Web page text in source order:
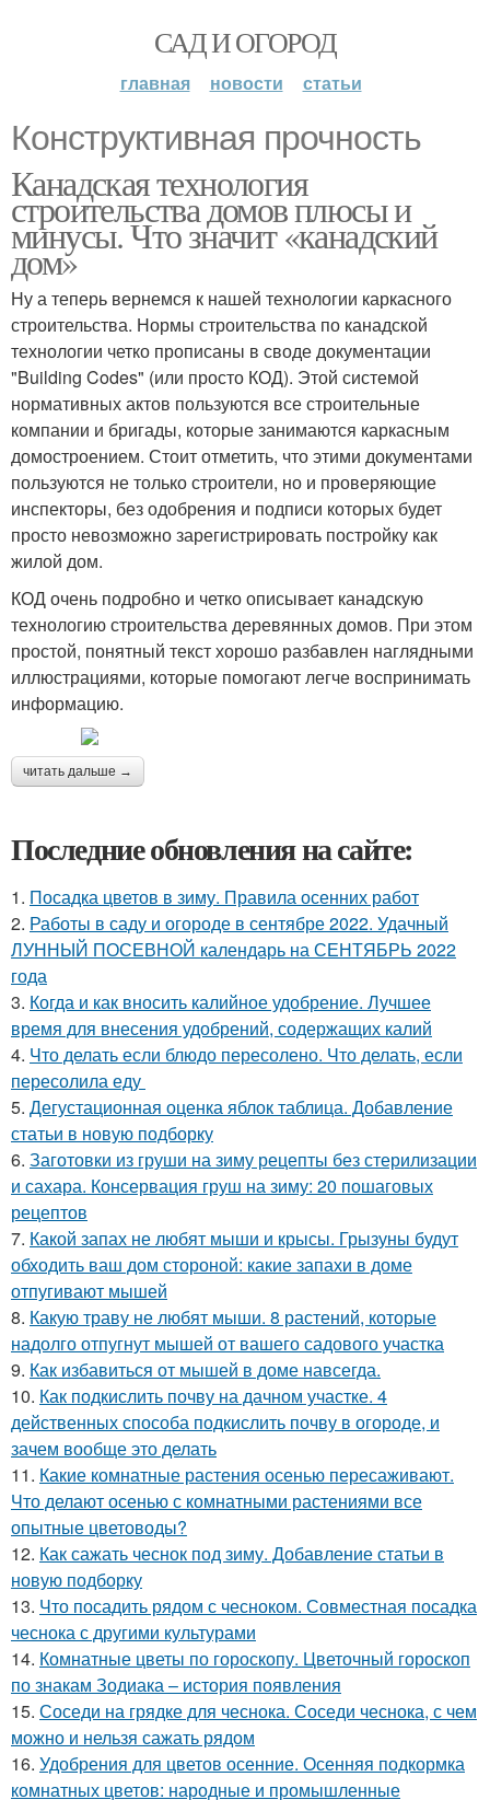
САД И ОГОРОД
главная новости статьи
Конструктивная прочность
Канадская технология
строительства домов плюсы и
минусы. Что значит «канадский
дом»
Ну а теперь вернемся к нашей технологии каркасного
строительства. Нормы строительства по канадской
технологии четко прописаны в своде документации
"Building Codes" (или просто КОД). Этой системой
нормативных актов пользуются все строительные
компании и бригады, которые занимаются каркасным
домостроением. Стоит отметить, что этими документами
пользуются не только строители, но и проверяющие
инспекторы, без одобрения и подписи которых будет
просто невозможно зарегистрировать постройку как
жилой дом.
КОД очень подробно и четко описывает канадскую
технологию строительства деревянных домов. При этом
простой, понятный текст хорошо разбавлен наглядными
иллюстрациями, которые помогают легче воспринимать
информацию.
читать дальше →
Последние обновления на сайте:
1. Посадка цветов в зиму. Правила осенних работ
2. Работы в саду и огороде в сентябре 2022. Удачный
ЛУННЫЙ ПОСЕВНОЙ календарь на СЕНТЯБРЬ 2022
года
3. Когда и как вносить калийное удобрение. Лучшее
время для внесения удобрений, содержащих калий
4. Что делать если блюдо пересолено. Что делать, если
пересолила еду
5. Дегустационная оценка яблок таблица. Добавление
статьи в новую подборку
6. Заготовки из груши на зиму рецепты без стерилизации
и сахара. Консервация груш на зиму: 20 пошаговых
рецептов
7. Какой запах не любят мыши и крысы. Грызуны будут
обходить ваш дом стороной: какие запахи в доме
отпугивают мышей
8. Какую траву не любят мыши. 8 растений, которые
надолго отпугнут мышей от вашего садового участка
9. Как избавиться от мышей в доме навсегда.
10. Как подкислить почву на дачном участке. 4
действенных способа подкислить почву в огороде, и
зачем вообще это делать
11. Какие комнатные растения осенью пересаживают.
Что делают осенью с комнатными растениями все
опытные цветоводы?
12. Как сажать чеснок под зиму. Добавление статьи в
новую подборку
13. Что посадить рядом с чесноком. Совместная посадка
чеснока с другими культурами
14. Комнатные цветы по гороскопу. Цветочный гороскоп
по знакам Зодиака – история появления
15. Соседи на грядке для чеснока. Соседи чеснока, с чем
можно и нельзя сажать рядом
16. Удобрения для цветов осенние. Осенняя подкормка
комнатных цветов: народные и промышленные